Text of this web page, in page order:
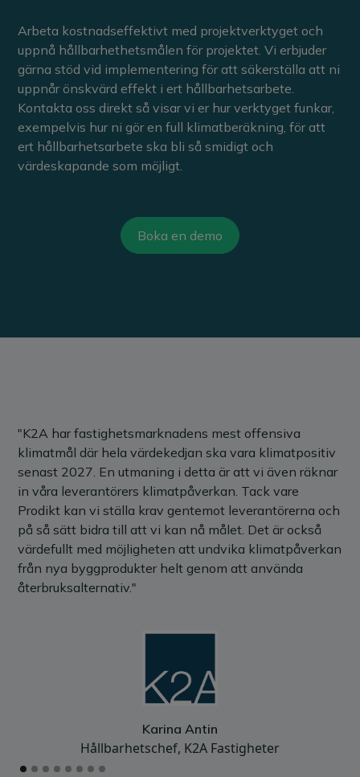
Arbeta kostnadseffektivt med projektverktyget och
uppnå hållbarhethetsmålen för projektet. Vi erbjuder
gärna stöd vid implementering för att säkerställa att ni
uppnår önskvärd effekt i ert hållbarhetsarbete.
Kontakta oss direkt så visar vi er hur verktyget funkar,
exempelvis hur ni gör en full klimatberäkning, för att
ert hållbarhetsarbete ska bli så smidigt och
värdeskapande som möjligt.
Boka en demo
"K2A har fastighetsmarknadens mest offensiva
klimatmål där hela värdekedjan ska vara klimatpositiv
senast 2027. En utmaning i detta är att vi även räknar
in våra leverantörers klimatpåverkan. Tack vare
Prodikt kan vi ställa krav gentemot leverantörerna och
på så sätt bidra till att vi kan nå målet. Det är också
värdefullt med möjligheten att undvika klimatpåverkan
från nya byggprodukter helt genom att använda
återbruksalternativ."
Karina Antin
Hållbarhetschef, K2A Fastigheter